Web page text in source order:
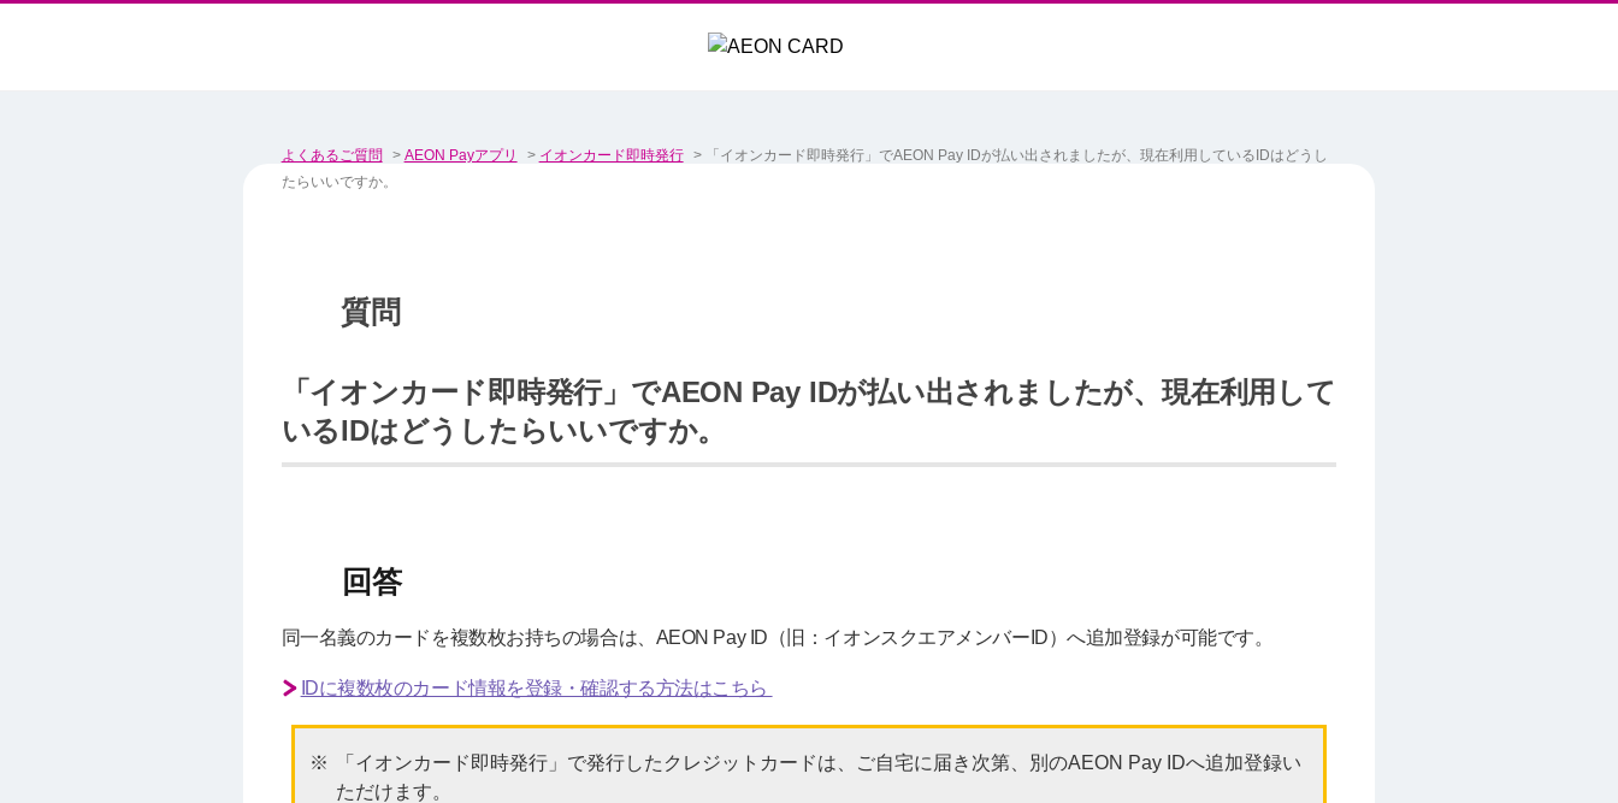
よくあるご質問 > AEON Payアプリ > イオンカード即時発行 >
「イオンカード即時発行」でAEON Pay IDが払い出されましたが、現在利用しているIDはどうし
たらいいですか。
「イオンカード即時発行」でAEON Pay IDが払い出されましたが、現在利用して
いるIDはどうしたらいいですか。
同一名義のカードを複数枚お持ちの場合は、AEON Pay ID（旧：イオンスクエアメンバーID）へ追加登録が可能です。
IDに複数枚のカード情報を登録・確認する方法はこちら
「イオンカード即時発行」で発行したクレジットカードは、ご自宅に届き次第、別のAEON Pay IDへ追加登録い
ただけます。